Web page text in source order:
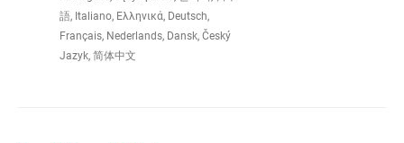
BOTTOM
BRACKET
TECHNOLOGY
DUB
語, Italiano, Ελληνικά, Deutsch,
Français, Nederlands, Dansk, Český
Jazyk, 简体中文